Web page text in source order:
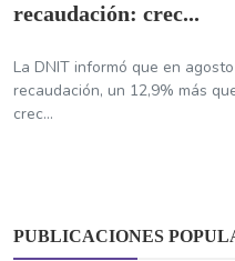
recaudación: crec...
La DNIT informó que en
recaudación, un 12,9% más
crec...
PUBLICACIONES